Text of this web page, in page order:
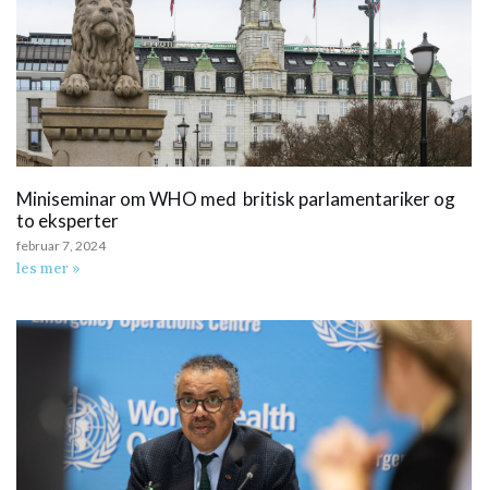
Miniseminar om WHO med britisk parlamentariker og
to eksperter
februar 7, 2024
les mer »